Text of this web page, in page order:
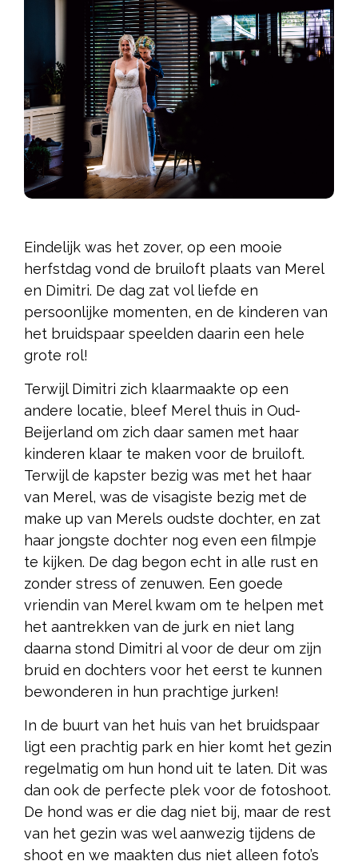
Eindelijk was het zover, op een mooie
herfstdag vond de bruiloft plaats van Merel
en Dimitri. De dag zat vol liefde en
persoonlijke momenten, en de kinderen van
het bruidspaar speelden daarin een hele
grote rol!
Terwijl Dimitri zich klaarmaakte op een
andere locatie, bleef Merel thuis in Oud-
Beijerland om zich daar samen met haar
kinderen klaar te maken voor de bruiloft.
Terwijl de kapster bezig was met het haar
van Merel, was de visagiste bezig met de
make up van Merels oudste dochter, en zat
haar jongste dochter nog even een filmpje
te kijken. De dag begon echt in alle rust en
zonder stress of zenuwen. Een goede
vriendin van Merel kwam om te helpen met
het aantrekken van de jurk en niet lang
daarna stond Dimitri al voor de deur om zijn
bruid en dochters voor het eerst te kunnen
bewonderen in hun prachtige jurken!
In de buurt van het huis van het bruidspaar
ligt een prachtig park en hier komt het gezin
regelmatig om hun hond uit te laten. Dit was
dan ook de perfecte plek voor de fotoshoot.
De hond was er die dag niet bij, maar de rest
van het gezin was wel aanwezig tijdens de
shoot en we maakten dus niet alleen foto’s